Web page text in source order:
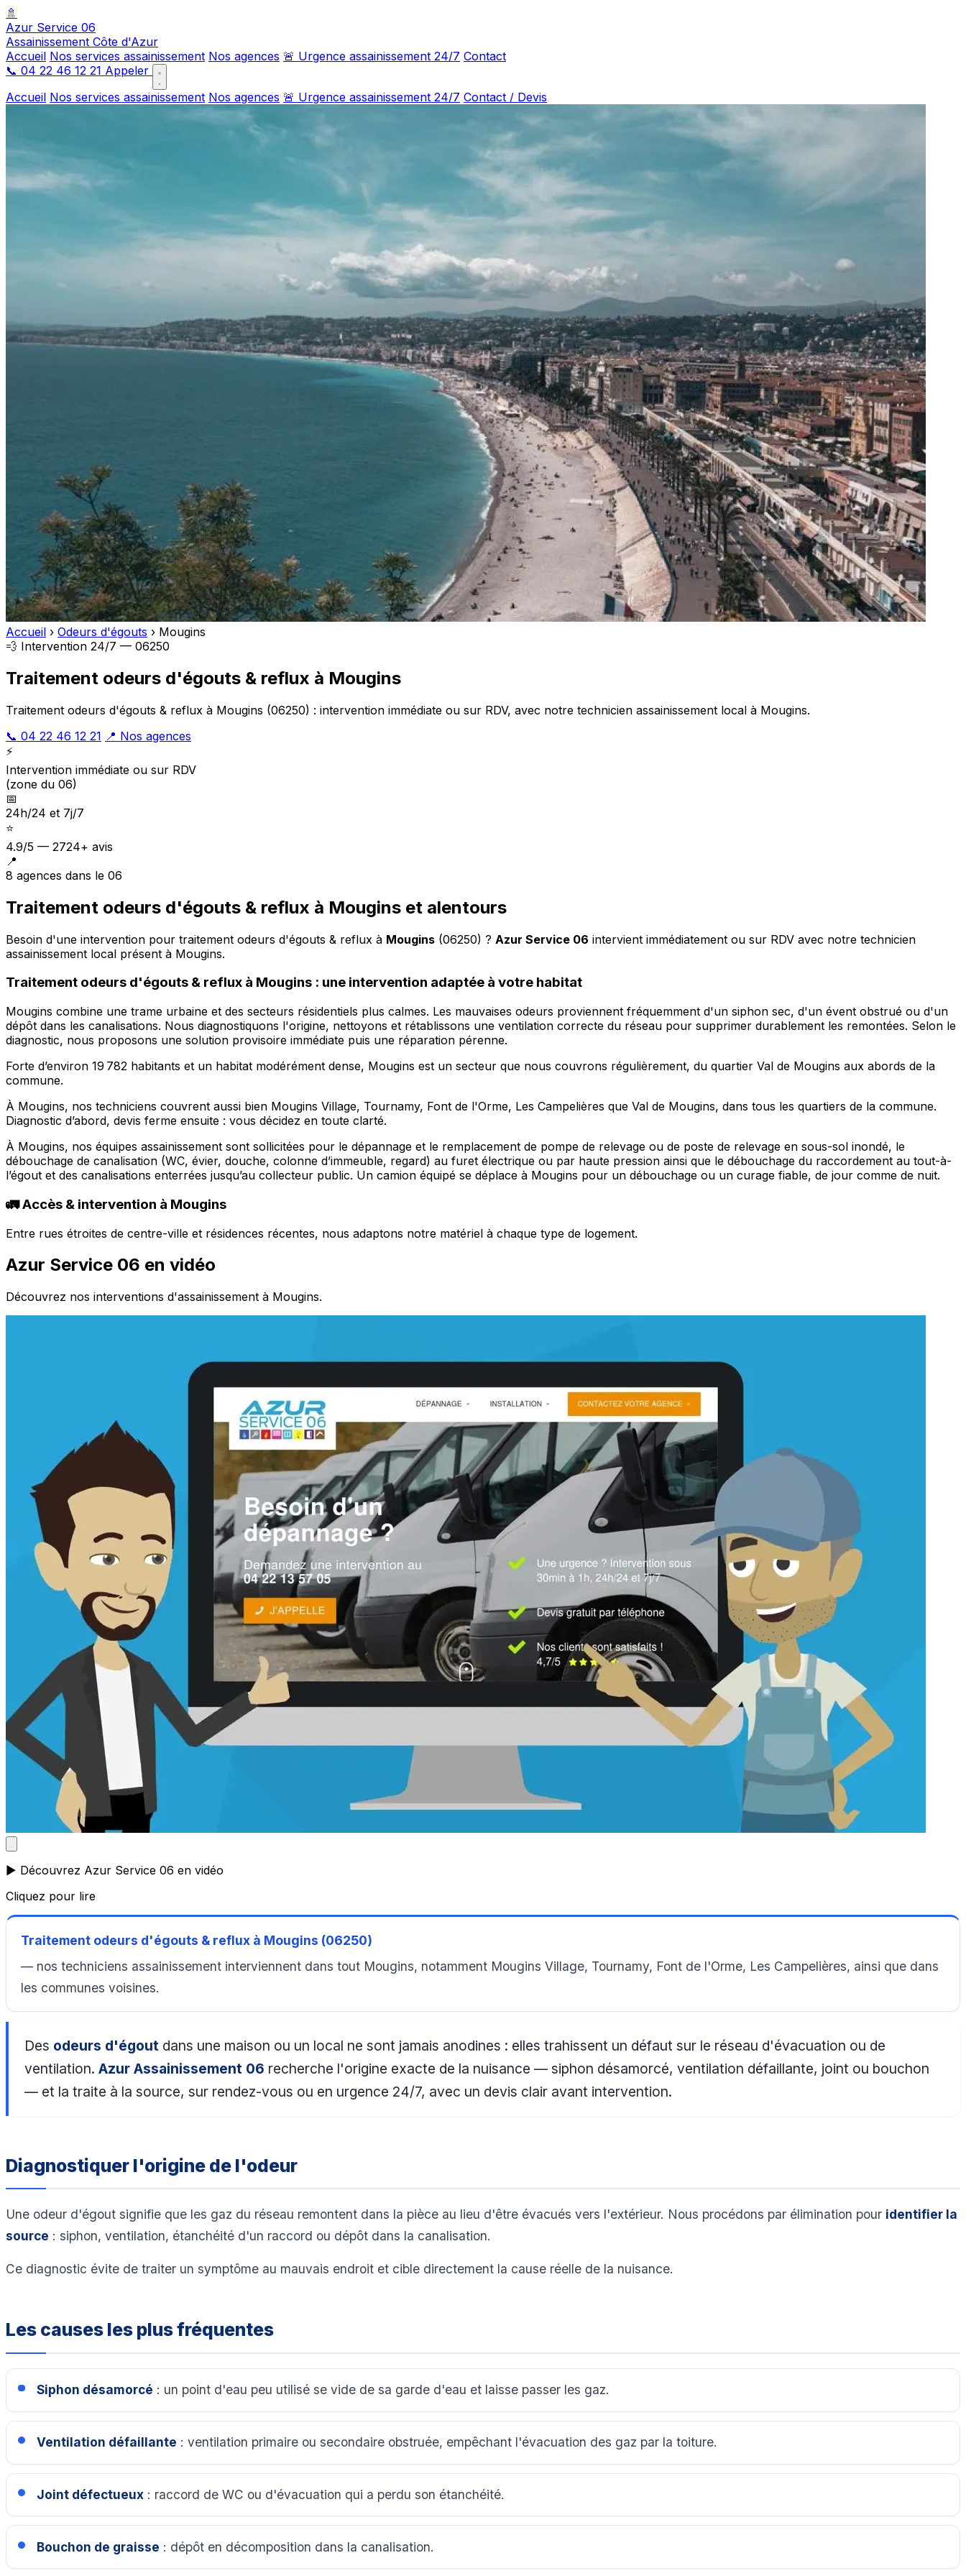
🚿
Azur Service 06
Assainissement Côte d'Azur
Accueil Nos services assainissement Nos agences 🚨 Urgence assainissement 24/7 Contact
📞 04 22 46 12 21 Appeler
Accueil Nos services assainissement Nos agences 🚨 Urgence assainissement 24/7 Contact / Devis
Accueil › Odeurs d'égouts › Mougins
💨 Intervention 24/7 — 06250
Traitement odeurs d'égouts & reflux à Mougins
Traitement odeurs d'égouts & reflux à Mougins (06250) : intervention immédiate ou sur RDV, avec notre technicien assainissement local à Mougins.
📞 04 22 46 12 21 📍 Nos agences
⚡
Intervention immédiate ou sur RDV
(zone du 06)
📅
24h/24 et 7j/7
⭐
4.9/5 — 2724+ avis
📍
8 agences dans le 06
Traitement odeurs d'égouts & reflux à Mougins et alentours
Besoin d'une intervention pour traitement odeurs d'égouts & reflux à Mougins (06250) ? Azur Service 06 intervient immédiatement ou sur RDV avec notre technicien
assainissement local présent à Mougins.
Traitement odeurs d'égouts & reflux à Mougins : une intervention adaptée à votre habitat
Mougins combine une trame urbaine et des secteurs résidentiels plus calmes. Les mauvaises odeurs proviennent fréquemment d'un siphon sec, d'un évent obstrué ou d'un
dépôt dans les canalisations. Nous diagnostiquons l'origine, nettoyons et rétablissons une ventilation correcte du réseau pour supprimer durablement les remontées. Selon le
diagnostic, nous proposons une solution provisoire immédiate puis une réparation pérenne.
Forte d’environ 19 782 habitants et un habitat modérément dense, Mougins est un secteur que nous couvrons régulièrement, du quartier Val de Mougins aux abords de la
commune.
À Mougins, nos techniciens couvrent aussi bien Mougins Village, Tournamy, Font de l'Orme, Les Campelières que Val de Mougins, dans tous les quartiers de la commune.
Diagnostic d’abord, devis ferme ensuite : vous décidez en toute clarté.
À Mougins, nos équipes assainissement sont sollicitées pour le dépannage et le remplacement de pompe de relevage ou de poste de relevage en sous-sol inondé, le
débouchage de canalisation (WC, évier, douche, colonne d’immeuble, regard) au furet électrique ou par haute pression ainsi que le débouchage du raccordement au tout-à-
l’égout et des canalisations enterrées jusqu’au collecteur public. Un camion équipé se déplace à Mougins pour un débouchage ou un curage fiable, de jour comme de nuit.
🚛 Accès & intervention à Mougins
Entre rues étroites de centre-ville et résidences récentes, nous adaptons notre matériel à chaque type de logement.
Azur Service 06 en vidéo
Découvrez nos interventions d'assainissement à Mougins.
▶️ Découvrez Azur Service 06 en vidéo
Cliquez pour lire
Traitement odeurs d'égouts & reflux à Mougins (06250)
— nos techniciens assainissement interviennent dans tout Mougins, notamment Mougins Village, Tournamy, Font de l'Orme, Les Campelières, ainsi que dans
les communes voisines.
Des odeurs d'égout dans une maison ou un local ne sont jamais anodines : elles trahissent un défaut sur le réseau d'évacuation ou de
ventilation.Azur Assainissement 06 recherche l'origine exacte de la nuisance — siphon désamorcé, ventilation défaillante, joint ou bouchon
— et la traite à la source, sur rendez-vous ou en urgence 24/7, avec un devis clair avant intervention.
Diagnostiquer l'origine de l'odeur
Une odeur d'égout signifie que les gaz du réseau remontent dans la pièce au lieu d'être évacués vers l'extérieur. Nous procédons par élimination pour identifier la
source : siphon, ventilation, étanchéité d'un raccord ou dépôt dans la canalisation.
Ce diagnostic évite de traiter un symptôme au mauvais endroit et cible directement la cause réelle de la nuisance.
Les causes les plus fréquentes
Siphon désamorcé : un point d'eau peu utilisé se vide de sa garde d'eau et laisse passer les gaz.
Ventilation défaillante : ventilation primaire ou secondaire obstruée, empêchant l'évacuation des gaz par la toiture.
Joint défectueux: raccord de WC ou d'évacuation qui a perdu son étanchéité.
Bouchon de graisse : dépôt en décomposition dans la canalisation.